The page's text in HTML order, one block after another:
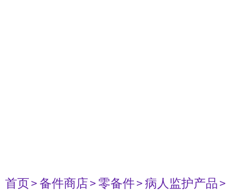
首页> 备件商店> 零备件> 病人监护产品